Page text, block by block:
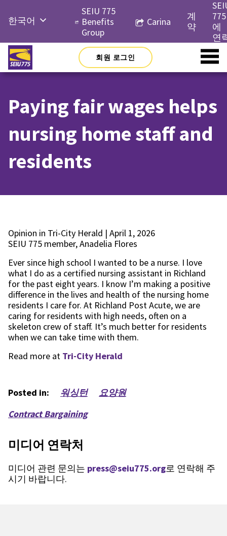
content
한국어
Русский
Español
文
Việt
SEIU 775
Benefits
Group
Carina
계
약
775
에
연
회원 로그인
Paying fair wages helps
nursing home staff and
residents
Opinion in Tri-City Herald | April 1, 2026
SEIU 775 member, Anadelia Flores
Ever since high school I wanted to be a nurse. I love
what I do as a certified nursing assistant in Richland
for the past eight years. I know I’m making a positive
difference in the lives and health of the nursing home
residents I care for. At Richland Post Acute, we are
caring for residents with high needs, often on a
skeleton crew of staff. It’s much better for residents
when we can take time with them.
Read more at Tri-City Herald
Posted in: 워싱턴
요양원
Contract Bargaining
미디어 연락처
미디어 관련 문의는 press@seiu775.org로 연락해 주
시기 바랍니다.